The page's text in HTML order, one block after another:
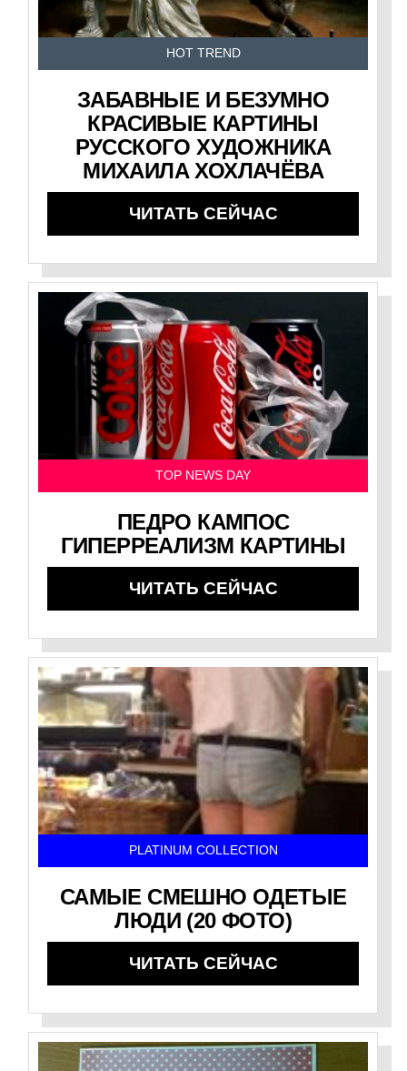
HOT TREND
ЗАБАВНЫЕ И БЕЗУМНО
КРАСИВЫЕ КАРТИНЫ
РУССКОГО ХУДОЖНИКА
МИХАИЛА ХОХЛАЧЁВА
ЧИТАТЬ СЕЙЧАС
TOP NEWS DAY
ПЕДРО КАМПОС
ГИПЕРРЕАЛИЗМ КАРТИНЫ
ЧИТАТЬ СЕЙЧАС
PLATINUM COLLECTION
САМЫЕ СМЕШНО ОДЕТЫЕ
ЛЮДИ (20 ФОТО)
ЧИТАТЬ СЕЙЧАС